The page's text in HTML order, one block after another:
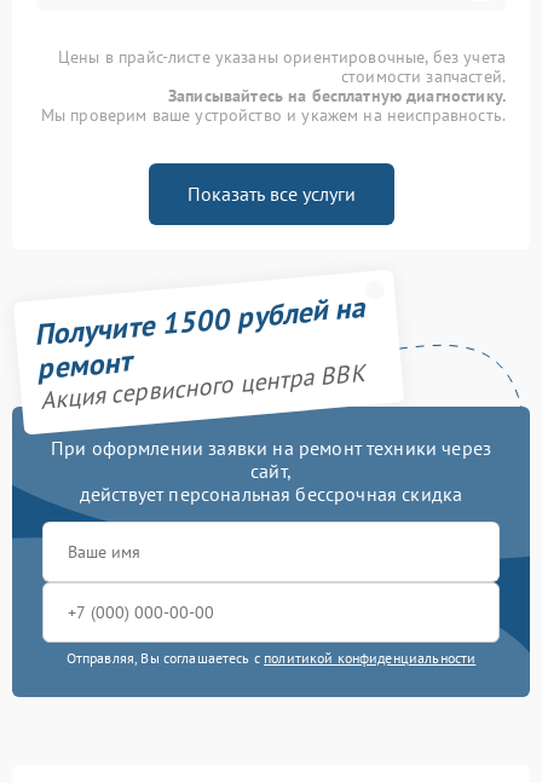
Цены в прайс-листе указаны ориентировочные, без учета
стоимости запчастей.
Записывайтесь на бесплатную диагностику.
Мы проверим ваше устройство и укажем на неисправность.
Показать все услуги
Получите 1500 рублей на
ремонт
Акция сервисного центра BBK
При оформлении заявки на ремонт техники через
сайт,
действует персональная бессрочная скидка
Отправляя, Вы соглашаетесь с политикой конфиденциальности